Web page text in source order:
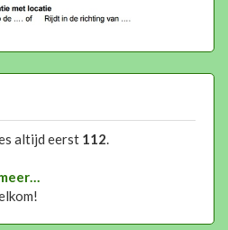
altijd eerst 112.